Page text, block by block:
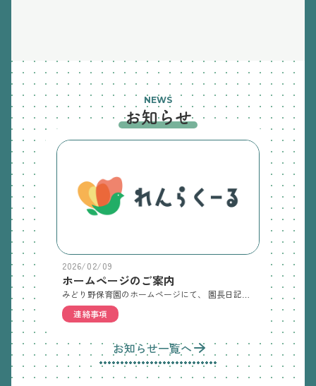
NEWS
お知らせ
2026/02/09
ホームページのご案内
連絡事項
お知らせ一覧へ